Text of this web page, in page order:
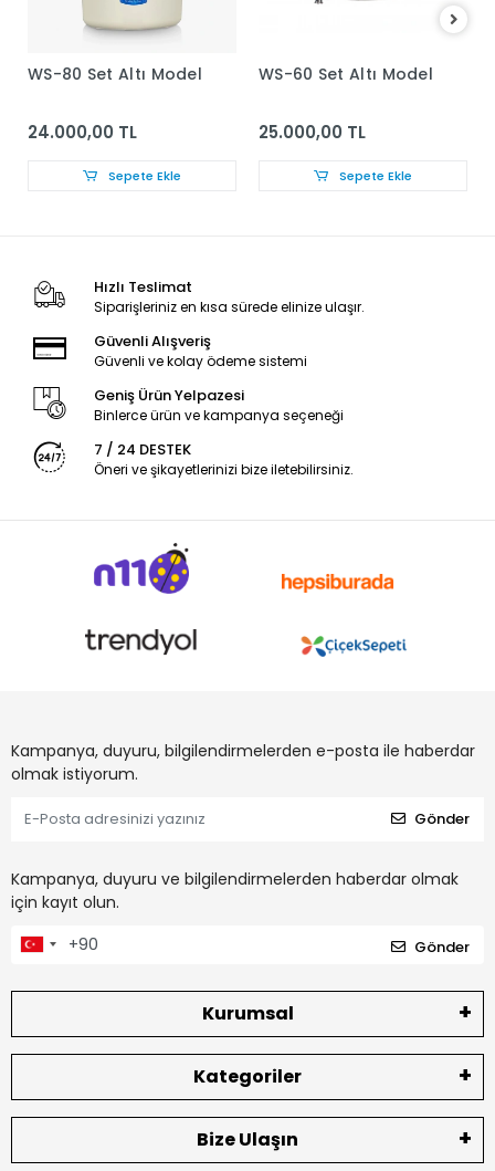
WS-80 Set Altı Model
24.000,00 TL
Sepete Ekle
WS-60 Set Altı Model
25.000,00 TL
Sepete Ekle
Hızlı Teslimat
Siparişleriniz en kısa sürede elinize ulaşır.
Güvenli Alışveriş
Güvenli ve kolay ödeme sistemi
Geniş Ürün Yelpazesi
Binlerce ürün ve kampanya seçeneği
7 / 24 DESTEK
Öneri ve şikayetlerinizi bize iletebilirsiniz.
Kampanya, duyuru, bilgilendirmelerden e-posta ile haberdar
olmak istiyorum.
Gönder
Kampanya, duyuru ve bilgilendirmelerden haberdar olmak
için kayıt olun.
Gönder
Kurumsal
Kategoriler
Bize Ulaşın